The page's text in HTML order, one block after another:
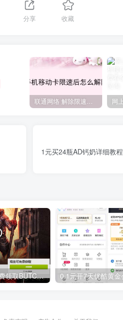
分享 收藏
联通网络 解除限速方法参考！畅享、畅玩、老白干等及其它地区自测了
1元买24瓶AD钙奶详细教程 推荐辣条，泡面，饮料都是不错的
GOG平台限时免费领取BUTCHER（屠夫）